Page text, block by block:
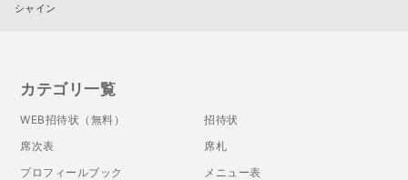
シャイン
カテゴリ一覧
WEB招待状（無料）
招待状
席次表
席札
プロフィールブック
メニュー表